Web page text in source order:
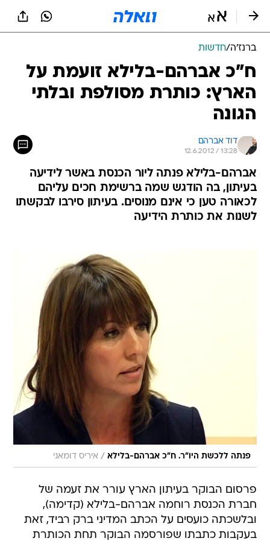
ברנז'ה/חדשות
ח"כ אברהם-בלילא זועמת על
הארץ: כותרת מסולפת ובלתי
הגונה
דוד אברהם
12.6.2012 / 13:28
אברהם-בלילא פנתה ליור הכנסת באשר לידיעה
בעיתון, בה הודגש שמה ברשימת חכים עליהם
לכאורה טען כי אינם מנוסים. בעיתון סירבו לבקשתו
לשנות את כותרת הידיעה
פנתה ללכשת היו"ר. ח"כ אברהם-בלילא / איריס דומאני
פרסום הבוקר בעיתון הארץ עורר את זעמה של
חברת הכנסת רוחמה אברהם-בלילא (קדימה),
ובלשכתה כועסים על הכתב המדיני ברק רביד, זאת
בעקבות כתבתו שפורסמה הבוקר תחת הכותרת